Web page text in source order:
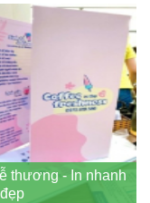
thương - In nhanh